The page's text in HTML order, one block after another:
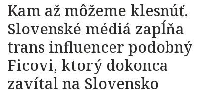
Kam až môžeme klesnúť.
Slovenské médiá zapĺňa
trans influencer podobný
Ficovi, ktorý dokonca
zavítal na Slovensko